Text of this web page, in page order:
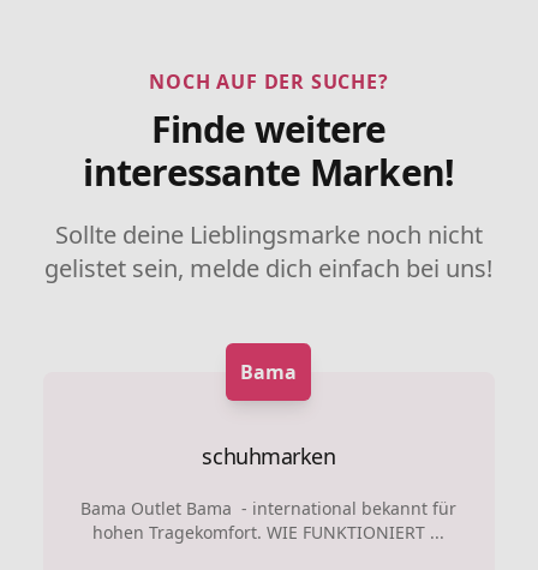
NOCH AUF DER SUCHE?
Finde weitere
interessante Marken!
Sollte deine Lieblingsmarke noch nicht
gelistet sein, melde dich einfach bei uns!
Bama
schuhmarken
Bama Outlet Bama - international bekannt für
hohen Tragekomfort. WIE FUNKTIONIERT ...